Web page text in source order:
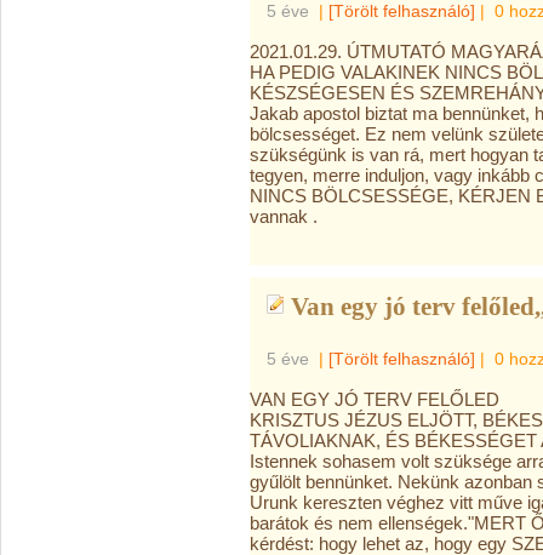
5 éve | [Törölt felhasználó] | 0
2021.01.29. ÚTMUTATÓ
HA PEDIG VALAKINEK NINCS
KÉSZSÉGESEN ÉS
Jakab apostol biztat ma bennünket,
bölcsességet. Ez nem velünk
szükségünk is van rá, mert hogyan
tegyen, merre induljon, vagy inkább
NINCS BÖLCSESSÉGE, KÉRJEN
vannak .
Van egy jó terv
5 éve | [Törölt felhasználó] | 0
VAN EGY JÓ TERV FELŐLED
KRISZTUS JÉZUS ELJÖTT,
TÁVOLIAKNAK, ÉS
Istennek sohasem volt szüksége
gyűlölt bennünket. Nekünk
Urunk kereszten véghez vitt műve
barátok és nem ellenségek."MERT
kérdést: hogy lehet az, hogy egy